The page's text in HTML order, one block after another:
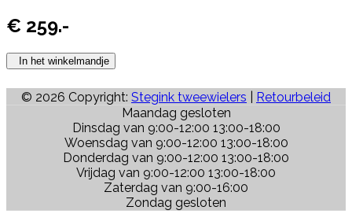
€ 259.-
In het winkelmandje
© 2026 Copyright: Stegink tweewielers
Retourbeleid
Maandag gesloten
Dinsdag van 9:00-12:00 13:00-18:00
Woensdag van 9:00-12:00 13:00-18:00
Donderdag van 9:00-12:00 13:00-18:00
Vrijdag van 9:00-12:00 13:00-18:00
Zaterdag van 9:00-16:00
Zondag gesloten